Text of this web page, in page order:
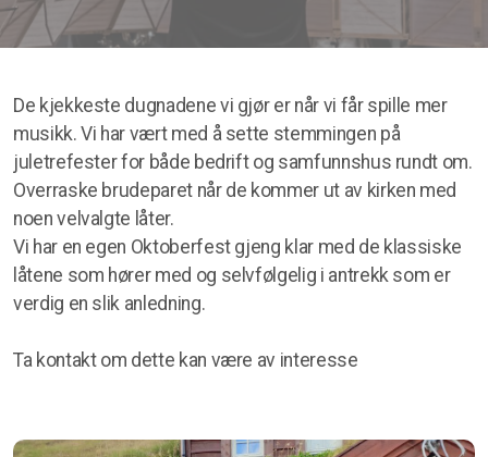
De kjekkeste dugnadene vi gjør er når vi får spille mer
musikk. Vi har vært med å sette stemmingen på
juletrefester for både bedrift og samfunnshus rundt om.
Overraske brudeparet når de kommer ut av kirken med
noen velvalgte låter.
Vi har en egen Oktoberfest gjeng klar med de klassiske
låtene som hører med og selvfølgelig i antrekk som er
verdig en slik anledning.
Ta kontakt om dette kan være av interesse
Ølsmakekonsert-26
Mizpa-26
Sammarbeidspartnere